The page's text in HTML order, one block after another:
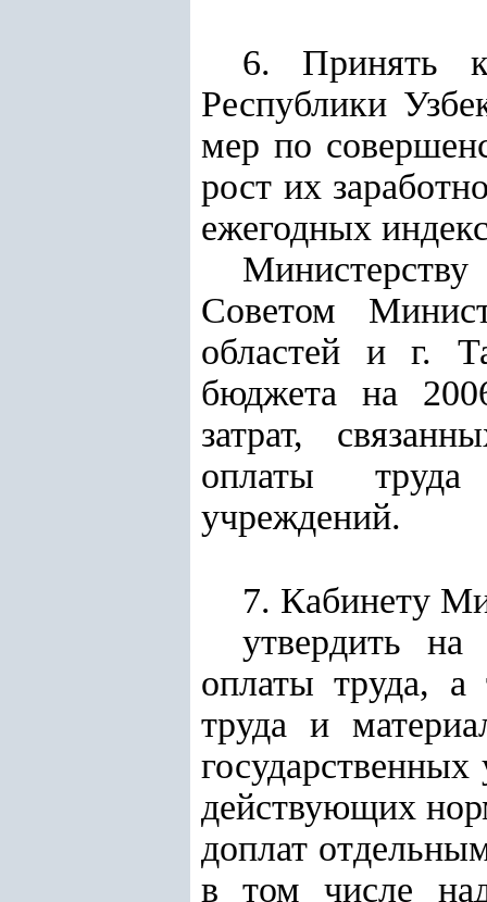
6. Принять к
Республики
мер по
рост их
ежегодных
Советом
областей и г.
бюджета на
затрат,
оплаты труда
учреждений.
7. Кабинету
утвердить на
оплаты труда,
труда и
действующих
доплат
в том числе